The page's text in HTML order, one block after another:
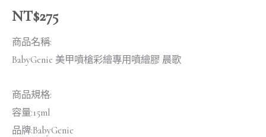
NT$275
商品名稱:
BabyGenie 美甲噴槍彩繪專用噴繪膠 晨歌
商品規格:
容量:15ml
品牌:BabyGenie